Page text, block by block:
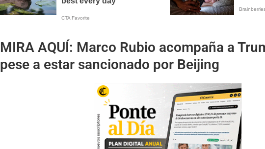
MIRA AQUÍ: Marco Rubio acompaña a
pese a estar sancionado por Beijing